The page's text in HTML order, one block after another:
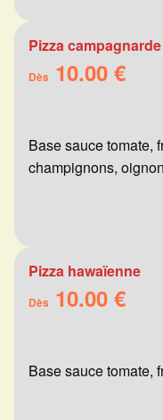
Pizza campagnarde
Dès 10.00 €
Base sauce tomate,
champignons,
Pizza hawaïenne
Dès 10.00 €
Base sauce tomate,